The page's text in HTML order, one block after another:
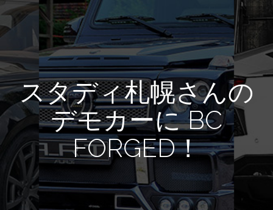
スタディ札幌さんの
デモカーに BC
FORGED！